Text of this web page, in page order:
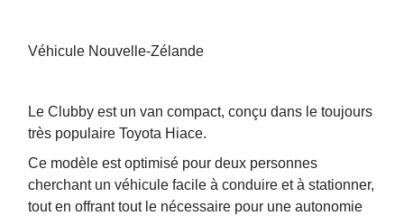
Véhicule Nouvelle-Zélande
Le Clubby est un van compact, conçu dans le toujours
très populaire Toyota Hiace.
Ce modèle est optimisé pour deux personnes
cherchant un véhicule facile à conduire et à stationner,
tout en offrant tout le nécessaire pour une autonomie